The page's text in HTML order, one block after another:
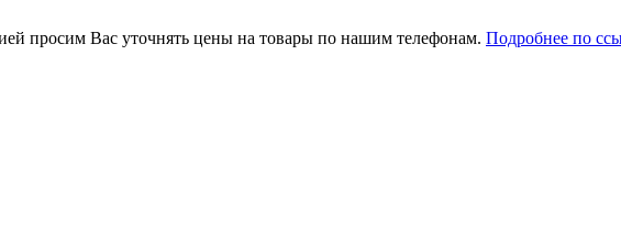
просим Вас уточнять цены на товары по нашим телефонам. Подробнее по